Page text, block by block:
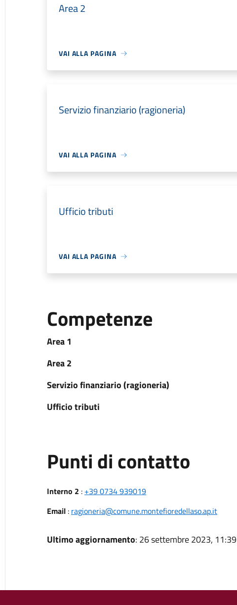
Area 2
VAI ALLA PAGINA
Servizio finanziario (ragioneria)
VAI ALLA PAGINA
Ufficio tributi
VAI ALLA PAGINA
Competenze
Area 1
Area 2
Servizio finanziario (ragioneria)
Ufficio tributi
Punti di contatto
Interno 2 : +39 0734 939019
Email: ragioneria@comune.montefioredellaso.ap.it
Ultimo aggiornamento: 26 settembre 2023, 11:39